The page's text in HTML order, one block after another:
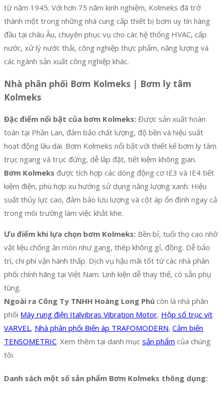
từ năm 1945. Với hơn 75 năm kinh nghiệm, Kolmeks đã trở
thành một trong những nhà cung cấp thiết bị bơm uy tín hàng
đầu tại châu Âu, chuyên phục vụ cho các hệ thống HVAC, cấp
nước, xử lý nước thải, công nghiệp thực phẩm, năng lượng và
các ngành sản xuất công nghiệp khác.
Nhà phân phối Bơm Kolmeks | Bơm ly tâm
Kolmeks
Đặc điểm nổi bật của bơm Kolmeks: Được sản xuất hoàn
toàn tại Phần Lan, đảm bảo chất lượng, độ bền và hiệu suất
hoạt động lâu dài. Bơm Kolmeks nổi bật với thiết kế bơm ly tâm
trục ngang và trục đứng, dễ lắp đặt, tiết kiệm không gian.
Bơm Kolmeks được tích hợp các dòng động cơ IE3 và IE4 tiết
kiệm điện, phù hợp xu hướng sử dụng năng lượng xanh. Hiệu
suất thủy lực cao, đảm bảo lưu lượng và cột áp ổn định ngay cả
trong môi trường làm việc khắt khe.
Ưu điểm khi lựa chọn bơm Kolmeks: Bền bỉ, tuổi thọ cao nhờ
vật liệu chống ăn mòn như gang, thép không gỉ, đồng. Dễ bảo
trì, chi phí vận hành thấp. Dịch vụ hậu mãi tốt từ các nhà phân
phối chính hãng tại Việt Nam. Linh kiện dễ thay thế, có sẵn phụ
tùng.
Ngoài ra Công Ty TNHH Hoàng Long Phú còn là nhà phân
phối Máy rung điện Italvibras Vibration Motor, Hộp số trục vít
VARVEL, Nhà phân phối Biến áp TRAFOMODERN, Cảm biến
TENSOMETRIC. Xem thêm tại danh mục sản phẩm của chúng
tôi.
Danh sách một số sản phẩm Bơm Kolmeks thông dụng: